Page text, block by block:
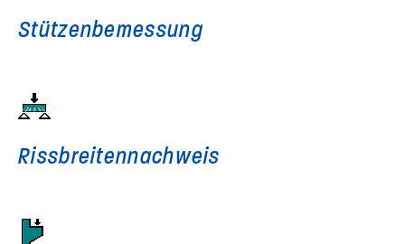
Stützen­bemessung
Rissbreiten­nachweis